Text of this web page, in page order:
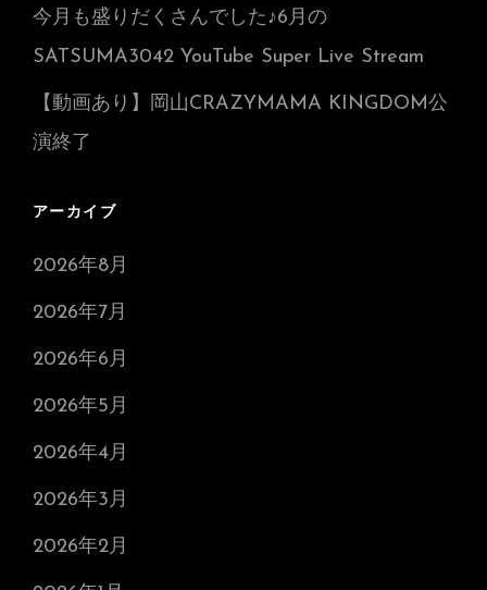
今月も盛りだくさんでした♪6月の
SATSUMA3042 YouTube Super Live Stream
【動画あり】岡山CRAZYMAMA KINGDOM公
演終了
アーカイブ
2026年8月
2026年7月
2026年6月
2026年5月
2026年4月
2026年3月
2026年2月